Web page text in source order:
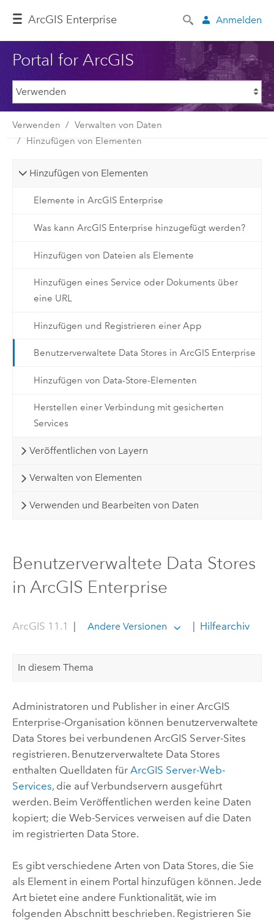
ArcGIS Enterprise Anmelden
Portal for ArcGIS
Verwenden
Verwalten von Daten
Hinzufügen von Elementen
Hinzufügen von Elementen
Elemente in ArcGIS Enterprise
Was kann ArcGIS Enterprise hinzugefügt werden?
Hinzufügen von Dateien als Elemente
Hinzufügen eines Service oder Dokuments über
eine URL
Hinzufügen und Registrieren einer App
Benutzerverwaltete Data Stores in ArcGIS Enterprise
Hinzufügen von Data-Store-Elementen
Herstellen einer Verbindung mit gesicherten
Services
Veröffentlichen von Layern
Verwalten von Elementen
Verwenden und Bearbeiten von Daten
Benutzerverwaltete Data Stores
in ArcGIS Enterprise
ArcGIS 11.1 Andere Versionen Hilfearchiv
In diesem Thema
Administratoren und Publisher in einer ArcGIS
Enterprise-Organisation können benutzerverwaltete
Data Stores bei verbundenen ArcGIS Server-Sites
registrieren. Benutzerverwaltete Data Stores
enthalten Quelldaten für ArcGIS Server-Web-
Services, die auf Verbundservern ausgeführt
werden. Beim Veröffentlichen werden keine Daten
kopiert; die Web-Services verweisen auf die Daten
im registrierten Data Store.
Es gibt verschiedene Arten von Data Stores, die Sie
als Element in einem Portal hinzufügen können. Jede
Art bietet eine andere Funktionalität, wie im
folgenden Abschnitt beschrieben. Registrieren Sie